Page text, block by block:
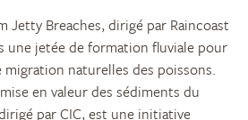
Jetty Breaches, dirigé par Raincoast
une jetée de formation fluviale pour
naturelles des poissons.
en valeur des sédiments du
par CIC, est une initiative